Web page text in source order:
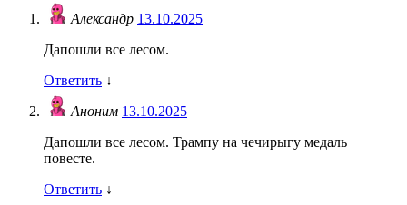
Александр 13.10.2025
Дапошли все лесом.
Ответить ↓
Аноним 13.10.2025
Дапошли все лесом. Трампу на чечирыгу медаль
повесте.
Ответить ↓